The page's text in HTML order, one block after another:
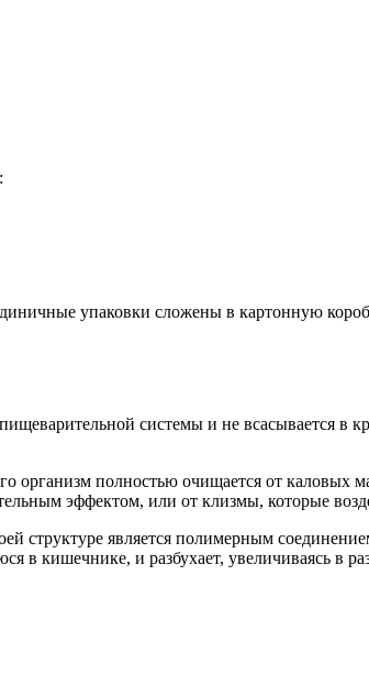
упаковки сложены в картонную
системы и не всасывается в
организм полностью очищается от каловых
эффектом, или от клизмы, которые
структуре является полимерным
в кишечнике, и разбухает, увеличиваясь в